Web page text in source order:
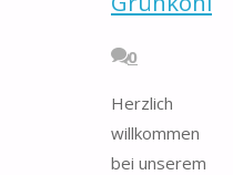
0
Herzlich
willkommen
bei unserem